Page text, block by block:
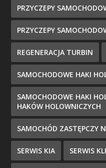
PRZYCZEPY
PRZYCZEPY
REGENERACJA TURBIN
SAMOCHODOWE HAKI
SAMOCHODOWE HAKI
HAKÓW HOLOWNICZYCH
SAMOCHÓD ZASTĘPCZY
SERWIS KIA SERWIS